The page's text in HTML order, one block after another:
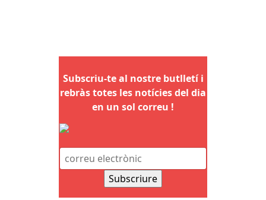
Subscriu-te al nostre butlletí i
rebràs totes les notícies del dia
en un sol correu !